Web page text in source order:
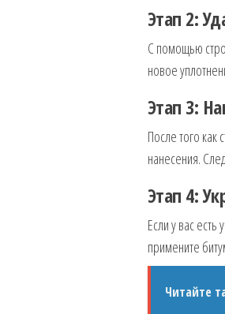
Этап 2:
С помощью
новое
Этап 3:
После того как
нанесения.
Этап 4:
Если у вас
примените
Читайте